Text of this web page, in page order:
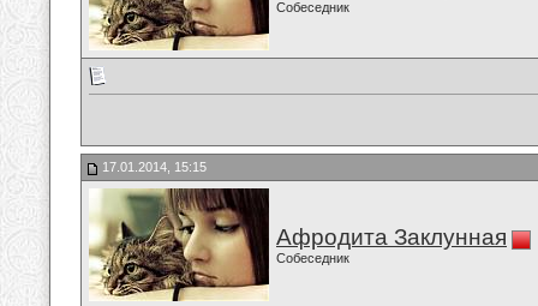
Собеседник
17.01.2014, 15:15
Афродита Заклунная
Собеседник